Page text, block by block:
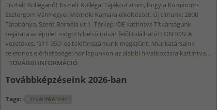
Tisztelt Kolléganő! Tisztelt Kolléga! Tájékoztatom, hogy a Komárom-
Esztergom Vármegyei Mérnöki Kamara elköltözött. Új címünk: 2800
Tatabánya, Szent Borbála út 1. Térkép IDE kattintva Titkárságunk
bejárata az épület mögötti belső udvar felől található! FONTOS! A
vezetékes, '311-950'-es telefonszámunk megszűnt. Munkatársaink
telefonos elérhetőségei honlapunkon az alábbi hivatkozásra kattintva...
TOVÁBBI INFORMÁCIÓ
KAPCSOLATOSAN
Továbbképzéseink 2026-ban
Tags: továbbképzés